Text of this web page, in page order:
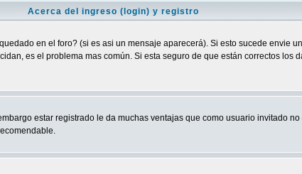
Acerca del ingreso (login) y registro
en el foro? (si es asi un mensaje aparecerá). Si esto sucede envie
es el problema mas común. Si esta seguro de que están correctos los
estar registrado le da muchas ventajas que como usuario invitado